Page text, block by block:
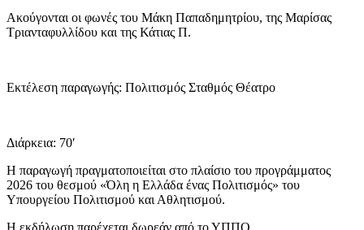
Ακούγονται οι φωνές του Μάκη Παπαδημητρίου, της Μαρίσας
Τριανταφυλλίδου και της Κάτιας Π.
Εκτέλεση παραγωγής: Πολιτισμός Σταθμός Θέατρο
Διάρκεια: 70′
Η παραγωγή πραγματοποιείται στο πλαίσιο του προγράμματος
2026 του θεσμού «Όλη η Ελλάδα ένας Πολιτισμός» του
Υπουργείου Πολιτισμού και Αθλητισμού.
Η εκδήλωση παρέχεται δωρεάν από το ΥΠΠΟ.